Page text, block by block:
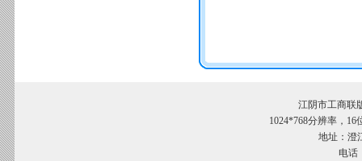
江阴市工商联
1024*768分辨率，
地址：澄
电话